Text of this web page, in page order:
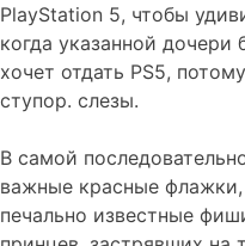
PlayStation 5, чтобы
когда указанной
хочет отдать PS5,
ступор. слезы.
В самой
важные красные
печально известные